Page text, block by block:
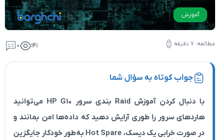
به سؤال شما
با دنبال کردن آموزش Raid بندی سرور HP G10 می‌توانید
طوری آرایش دهید که داده‌ها امن بمانند و
در صورت خرابی یک دیسک، Hot Spare به‌طور خودکار جایگزین